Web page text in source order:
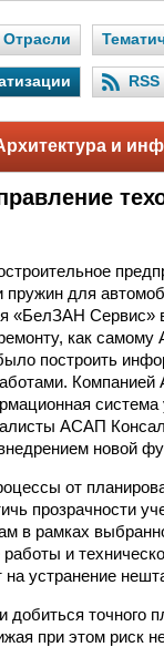
Отрасли
RSS
и
пружин для
«БелЗАН Сервис»
как
построить
АСАП
новой
от
прозрачности
в рамках
и
устранение
точного
при этом риск